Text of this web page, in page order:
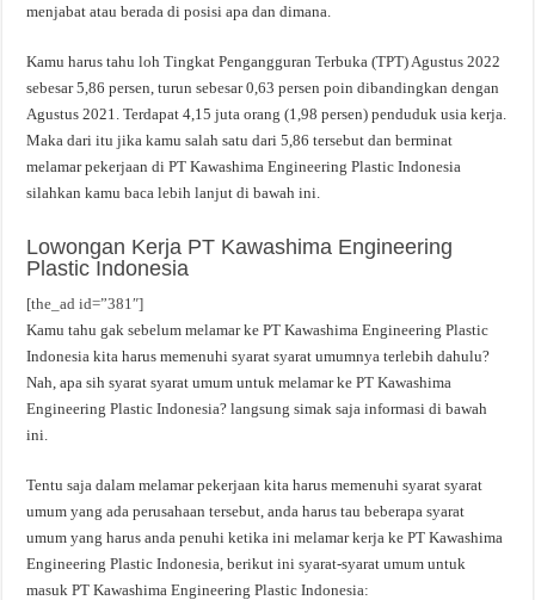
menjabat atau berada di posisi apa dan dimana.
Kamu harus tahu loh Tingkat Pengangguran Terbuka (TPT) Agustus 2022
sebesar 5,86 persen, turun sebesar 0,63 persen poin dibandingkan dengan
Agustus 2021. Terdapat 4,15 juta orang (1,98 persen) penduduk usia kerja.
Maka dari itu jika kamu salah satu dari 5,86 tersebut dan berminat
melamar pekerjaan di PT Kawashima Engineering Plastic Indonesia
silahkan kamu baca lebih lanjut di bawah ini.
Lowongan Kerja PT Kawashima Engineering
Plastic Indonesia
[the_ad id=”381″]
Kamu tahu gak sebelum melamar ke PT Kawashima Engineering Plastic
Indonesia kita harus memenuhi syarat syarat umumnya terlebih dahulu?
Nah, apa sih syarat syarat umum untuk melamar ke PT Kawashima
Engineering Plastic Indonesia? langsung simak saja informasi di bawah
ini.
Tentu saja dalam melamar pekerjaan kita harus memenuhi syarat syarat
umum yang ada perusahaan tersebut, anda harus tau beberapa syarat
umum yang harus anda penuhi ketika ini melamar kerja ke PT Kawashima
Engineering Plastic Indonesia, berikut ini syarat-syarat umum untuk
masuk PT Kawashima Engineering Plastic Indonesia: